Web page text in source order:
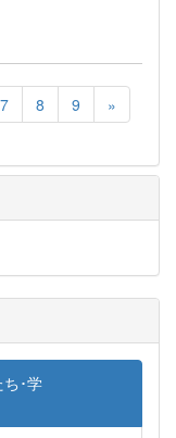
7 8 9 »
学